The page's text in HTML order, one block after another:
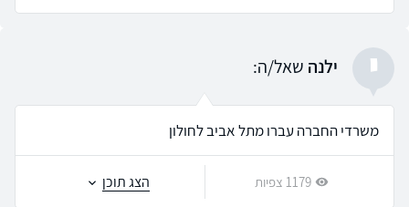
י ילנה שאל/ה:
משרדי החברה עברו מתל אביב לחולון
1179 צפיות הצג תוכן